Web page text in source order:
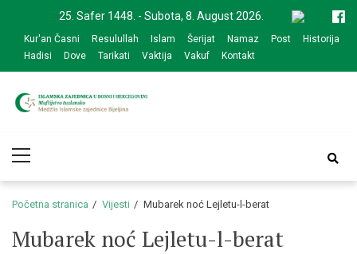
navigation
content
25. Safer 1448. - Subota, 8. August 2026.
Kur'an Časni Resulullah Islam Šerijat Namaz Post
Historija
Hadisi
Dove Tarikati Vaktija Vakuf Kontakt
zajednice Bijeljina
Menu
Početna stranica Vijesti Mubarek noć Lejletu-l-berat
Mubarek noć Lejletu-l-berat